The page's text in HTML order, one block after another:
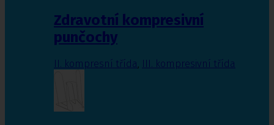
Zdravotní kompresivní
punčochy
II. kompresní třída III. kompresivní třída